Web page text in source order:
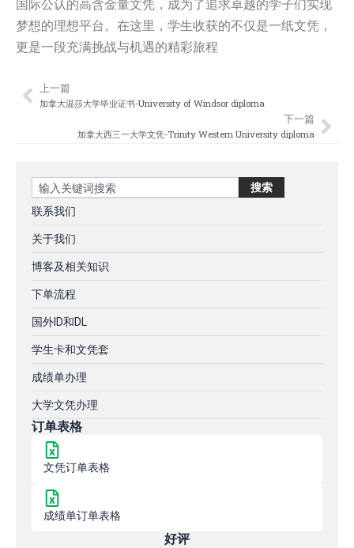
国际公认的高含金量文凭，成为了追求卓越的学子们实现
梦想的理想平台。在这里，学生收获的不仅是一纸文凭，
更是一段充满挑战与机遇的精彩旅程
Prev
上一篇
加拿大温莎大学毕业证书-University of Windsor diploma
下一篇
加拿大西三一大学文凭-Trinity Western University diploma
Search 搜索
联系我们
关于我们
博客及相关知识
下单流程
国外ID和DL
学生卡和文凭套
成绩单办理
大学文凭办理
订单表格
文凭订单表格
成绩单订单表格
好评